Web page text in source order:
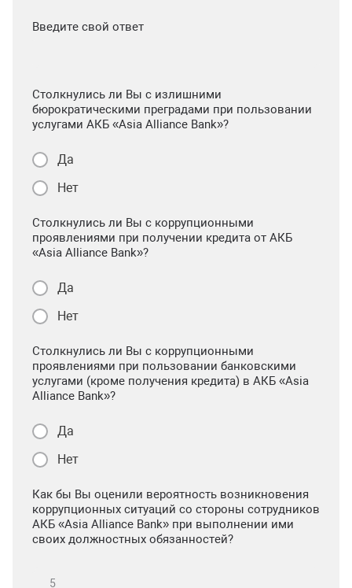
Введите свой ответ
Столкнулись ли Вы с излишними
бюрократическими преградами при пользовании
услугами АКБ «Asia Alliance Bank»?
Да
Нет
Столкнулись ли Вы с коррупционными
проявлениями при получении кредита от АКБ
«Asia Alliance Bank»?
Да
Нет
Столкнулись ли Вы с коррупционными
проявлениями при пользовании банковскими
услугами (кроме получения кредита) в АКБ «Asia
Alliance Bank»?
Да
Нет
Как бы Вы оценили вероятность возникновения
коррупционных ситуаций со стороны сотрудников
АКБ «Asia Alliance Bank» при выполнении ими
своих должностных обязанностей?